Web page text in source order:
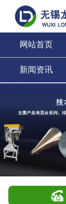
网站首页
新闻资讯
